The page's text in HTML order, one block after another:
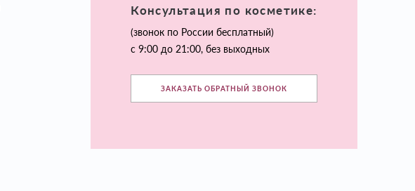
Консультация по косметике:
(звонок по России бесплатный)
с 9:00 до 21:00, без выходных
ЗАКАЗАТЬ ОБРАТНЫЙ ЗВОНОК